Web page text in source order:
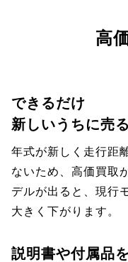
高
できるだけ
新しいうちに売る
年式が新しく走行距
ないため、高価買取
デルが出ると、現行
大きく下がります。
説明書や付属品を